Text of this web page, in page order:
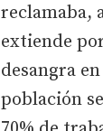
reclamaba,
extiende
desangra
población